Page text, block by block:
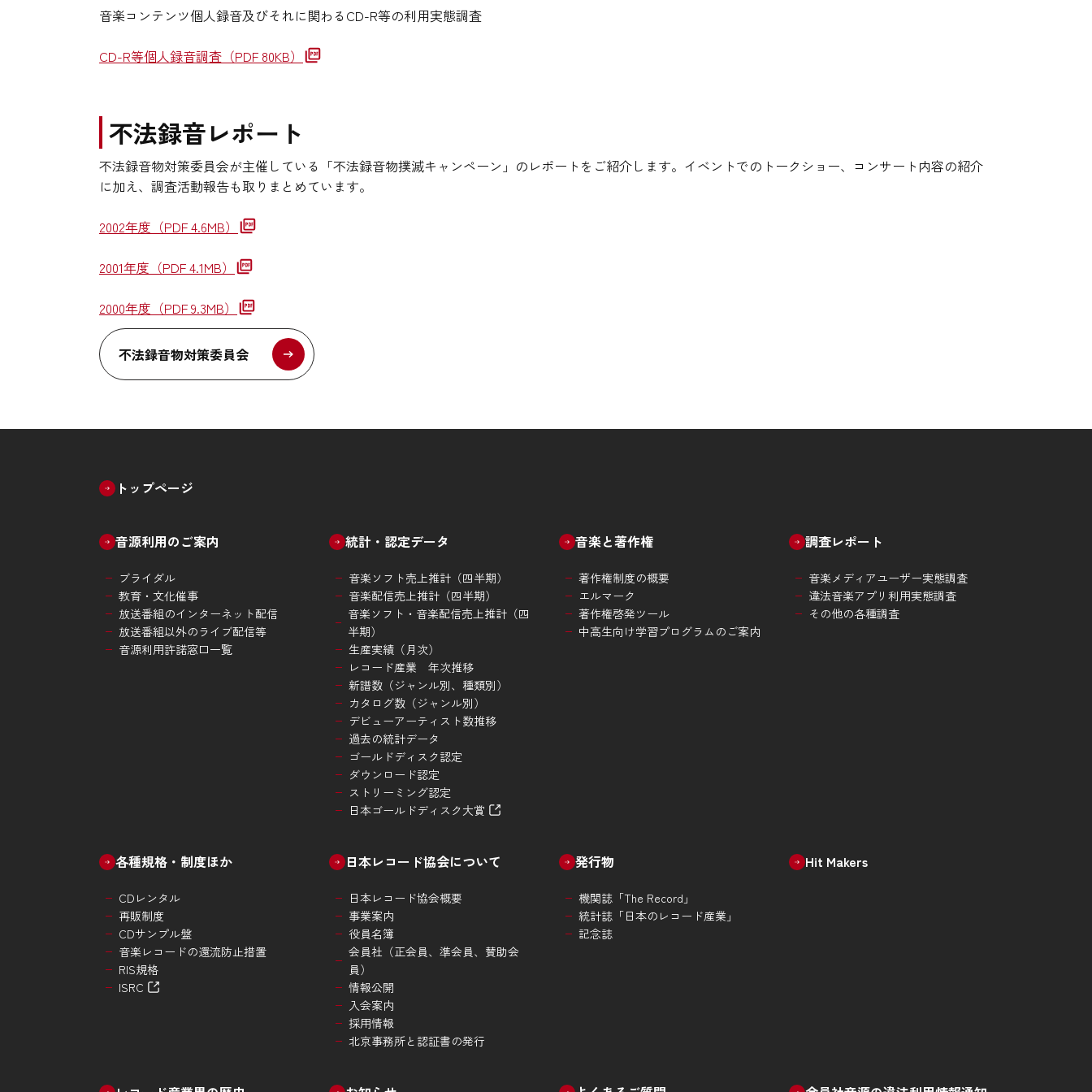
音楽コンテンツ個人録音及びそれに関わるCD-R等の利用実態調査
CD-R等個人録音調査 （PDF 80KB）
不法録音レポート
不法録音物対策委員会が主催している「不法録音物撲滅キャンペーン」のレポートをご紹介します。イベントでのトークショー、コンサート内容の紹介
に加え、調査活動報告も取りまとめています。
2002年度 （PDF 4.6MB）
2001年度 （PDF 4.1MB）
2000年度 （PDF 9.3MB）
不法録音物対策委員会
トップページ
音源利用のご案内
ブライダル
教育・文化催事
放送番組のインターネット配信
放送番組以外のライブ配信等
音源利用許諾窓口一覧
統計・認定データ
音楽ソフト売上推計（四半期）
音楽配信売上推計（四半期）
音楽ソフト・音楽配信売上推計（四
半期）
生産実績（月次）
レコード産業 年次推移
新譜数（ジャンル別、種類別）
カタログ数（ジャンル別）
デビューアーティスト数推移
過去の統計データ
ゴールドディスク認定
ダウンロード認定
ストリーミング認定
日本ゴールドディスク大賞
音楽と著作権
著作権制度の概要
エルマーク
著作権啓発ツール
中高生向け学習プログラムのご案内
調査レポート
音楽メディアユーザー実態調査
違法音楽アプリ利用実態調査
その他の各種調査
各種規格・制度ほか
CDレンタル
再販制度
CDサンプル盤
音楽レコードの還流防止措置
RIS規格
ISRC
日本レコード協会について
日本レコード協会概要
事業案内
役員名簿
会員社（正会員、準会員、賛助会
員）
情報公開
入会案内
採用情報
北京事務所と認証書の発行
発行物
機関誌「The Record」
統計誌「日本のレコード産業」
記念誌
Hit Makers